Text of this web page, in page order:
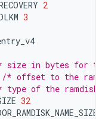
2
3
size in bytes for
/* offset to the
type of the ramdisk
32